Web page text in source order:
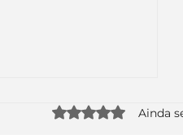
Avaliado com 0
Ainda